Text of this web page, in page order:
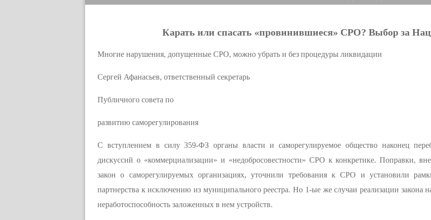
Карать или спасать «провинившиеся» СРО? Выбор за
Многие нарушения, допущенные СРО, можно убрать и без процедуры ликвидации
Сергей Афанасьев, ответственный секретарь
Публичного совета по
развитию саморегулирования
С вступлением в силу 359-ФЗ органы власти и саморегулируемое общество наконец
дискуссий о «коммерциализации» и «недобросовестности» СРО к конкретике. Поправки,
закон о саморегулируемых организациях, уточнили требования к СРО и установили
партнерства к исключению из муниципального реестра. Но 1-ые же случаи реализации закона
неработоспособность заложенных в нем устройств.